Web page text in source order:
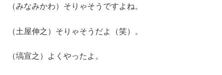
（みなみかわ）そりゃそうですよね。
（土屋伸之）そりゃそうだよ（笑）。
（塙宣之）よくやったよ。